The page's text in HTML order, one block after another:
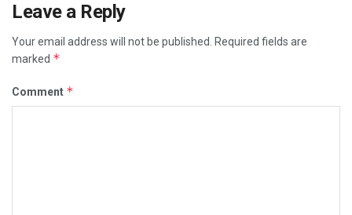
Leave a Reply
Your email address will not be published. Required fields are
marked *
Comment *